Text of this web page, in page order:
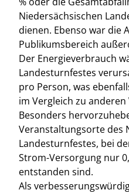
Niedersächsischen
dienen. Ebenso war die
Publikumsbereich
Der Energieverbrauch
Landesturnfestes
pro Person, was
im Vergleich zu
Besonders
Veranstaltungsorte des
Landesturnfestes, bei
Strom-Versorgung nur
entstanden sind.
Als